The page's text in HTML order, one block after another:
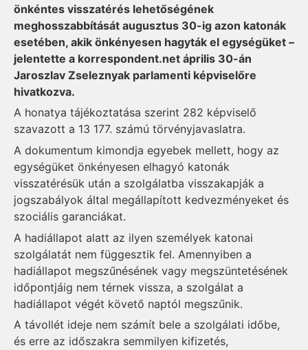
önkéntes visszatérés lehetőségének
meghosszabbítását augusztus 30-ig azon katonák
esetében, akik önkényesen hagyták el egységüket –
jelentette a korrespondent.net április 30-án
Jaroszlav Zseleznyak parlamenti képviselőre
hivatkozva.
A honatya tájékoztatása szerint 282 képviselő
szavazott a 13 177. számú törvényjavaslatra.
A dokumentum kimondja egyebek mellett, hogy az
egységüket önkényesen elhagyó katonák
visszatérésük után a szolgálatba visszakapják a
jogszabályok által megállapított kedvezményeket és
szociális garanciákat.
A hadiállapot alatt az ilyen személyek katonai
szolgálatát nem függesztik fel. Amennyiben a
hadiállapot megszűnésének vagy megszüntetésének
időpontjáig nem térnek vissza, a szolgálat a
hadiállapot végét követő naptól megszűnik.
A távollét ideje nem számít bele a szolgálati időbe,
és erre az időszakra semmilyen kifizetés,